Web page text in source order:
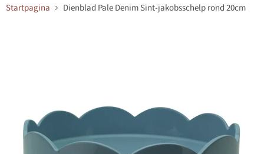
Startpagina Dienblad Pale Denim Sint-jakobsschelp rond 20cm